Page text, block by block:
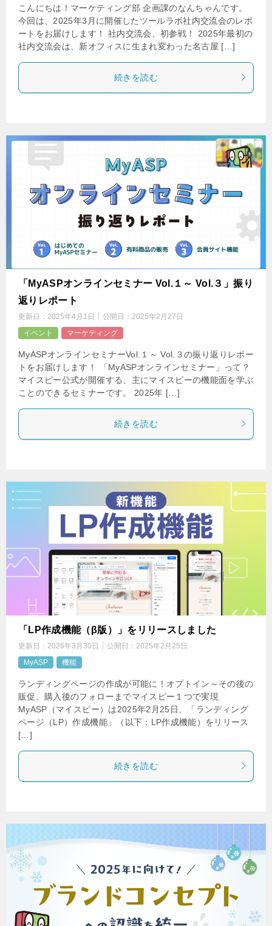
こんにちは！マーケティング部 企画課のなんちゃんです。
今回は、2025年3月に開催したツールラボ社内交流会のレポ
ートをお届けします！ 社内交流会、初参戦！ 2025年最初の
社内交流会は、新オフィスに生まれ変わった名古屋 […]
続きを読む
「MyASPオンラインセミナー Vol.１～ Vol.３」振り
返りレポート
更新日： 2025年4月1日 公開日： 2025年2月27日
イベント
マーケティング
MyASPオンラインセミナーVol.１～ Vol.３の振り返りレポー
トをお届けします！ 「MyASPオンラインセミナー」って？
マイスピー公式が開催する、主にマイスピーの機能面を学ぶ
ことのできるセミナーです。 2025年 […]
続きを読む
「LP作成機能（β版）」をリリースしました
更新日： 2026年3月30日 公開日： 2025年2月25日
MyASP
機能
ランディングページの作成が可能に！オプトイン～その後の
販促、購入後のフォローまでマイスピー１つで実現
MyASP（マイスピー）は2025年2月25日、「ランディング
ページ（LP）作成機能」（以下：LP作成機能）をリリース
[…]
続きを読む